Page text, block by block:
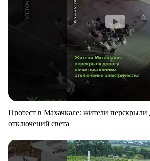
Протест в Махачкале: жители перекрыли
отключений света